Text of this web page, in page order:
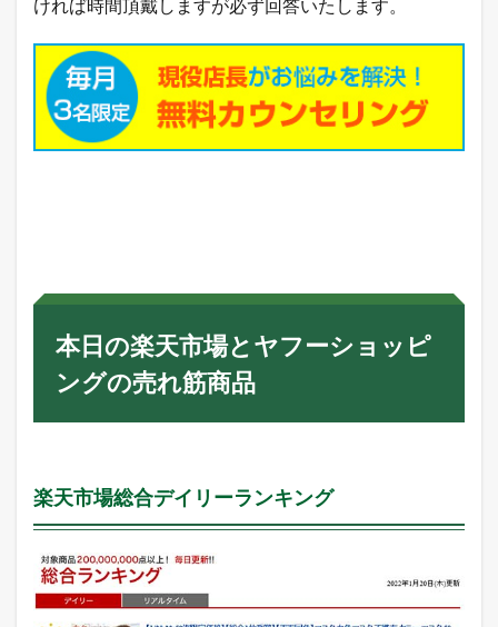
ければ時間頂戴しますが必ず回答いたします。
本日の楽天市場とヤフーショッピ
ングの売れ筋商品
楽天市場総合デイリーランキング